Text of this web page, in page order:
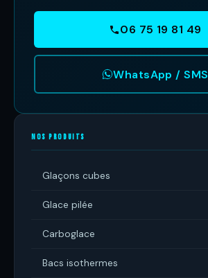
06 75 19 81 49
WhatsApp / SMS
NOS PRODUITS
Glaçons cubes
Glace pilée
Carboglace
Bacs isothermes